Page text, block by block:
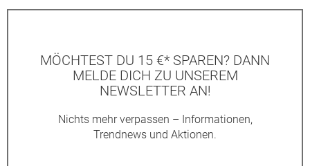
MÖCHTEST DU 15 €* SPAREN? DANN
MELDE DICH ZU UNSEREM
NEWSLETTER AN!
Nichts mehr verpassen – Informationen,
Trendnews und Aktionen.